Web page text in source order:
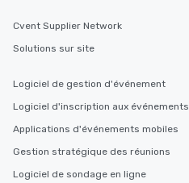
Cvent Supplier Network
Solutions sur site
Logiciel de gestion d'événement
Logiciel d'inscription aux événements
Applications d'événements mobiles
Gestion stratégique des réunions
Logiciel de sondage en ligne